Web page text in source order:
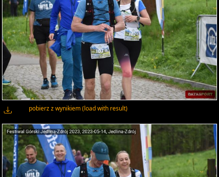
pobierz z wynikiem (load with result)